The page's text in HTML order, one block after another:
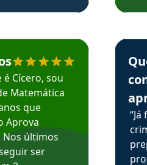
recomenda o Aprova Concursos
é Cícero, sou
Matemática
que
Aprova
Nos últimos
ser